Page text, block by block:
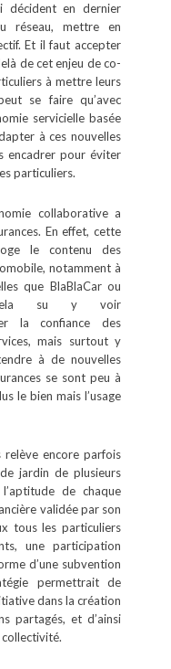
décident en dernier
réseau, mettre en
Et il faut accepter
de cet enjeu de co-
à mettre leurs
se faire qu’avec
servicielle basée
à ces nouvelles
encadrer pour éviter
particuliers.
collaborative a
En effet, cette
le contenu des
notamment à
que BlaBlaCar ou
su y voir
la confiance des
mais surtout y
à de nouvelles
se sont peu à
le bien mais l’usage
relève encore parfois
jardin de plusieurs
de chaque
validée par son
tous les particuliers
une participation
d’une subvention
permettrait de
dans la création
partagés, et d’ainsi